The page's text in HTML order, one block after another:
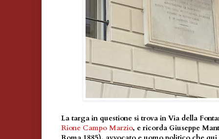
La targa in questione si trova in Via della
Rione Campo Marzio, e ricorda Giuseppe